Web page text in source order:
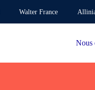
Walter France
Nous